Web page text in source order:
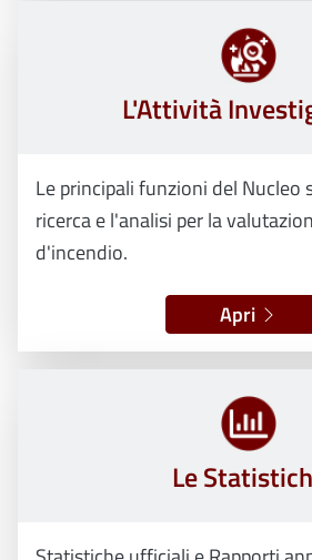
L'Attività
Le principali funzioni del Nucleo
ricerca e l'analisi per la
d'incendio.
Apri
Le